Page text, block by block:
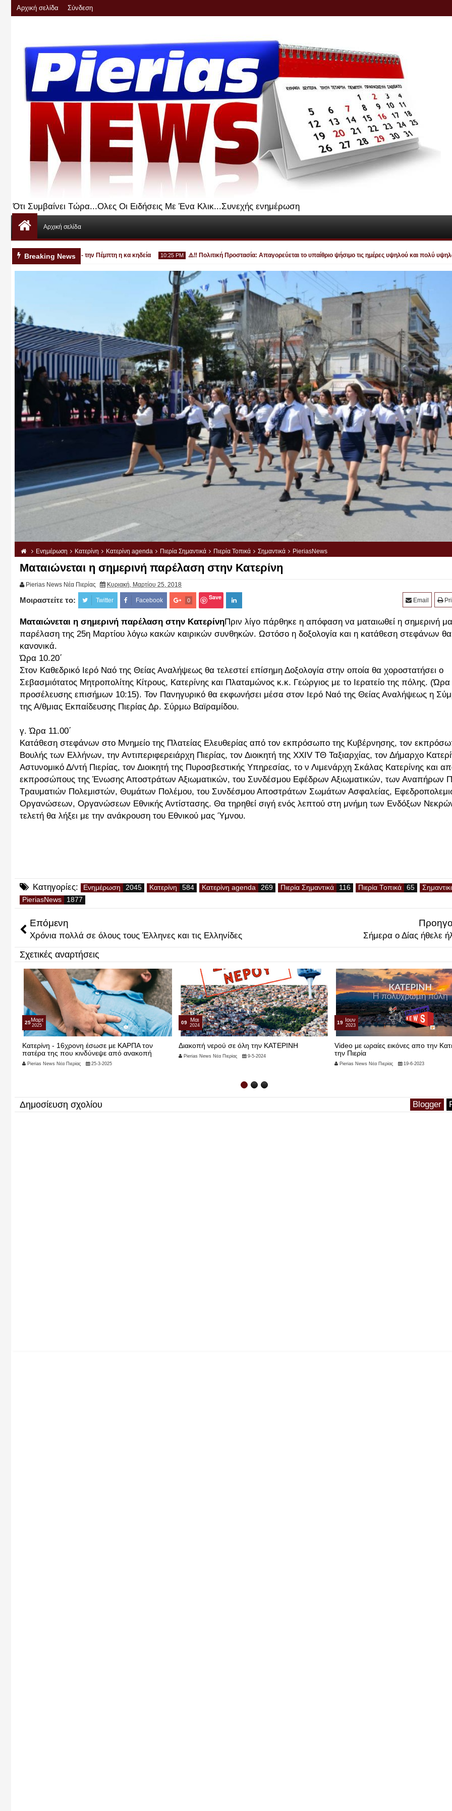
Αρχική σελίδα Σύνδεση
Ότι Συμβαίνει Τώρα...Ολες Οι Ειδήσεις Με Ένα Κλικ...Συνεχής ενημέρωση
Αρχική σελίδα
Breaking News
στην Κατερίνη - την Πέμπτη η κα κηδεία 10:25 PM
03 Αυγ
2026
⚠️‼️ Πολιτική Προστασία: Απαγορεύεται το υπαίθριο ψήσιμο τις ημέρες υψηλού και πολύ υψηλού
Ενημέρωση Κατερίνη Κατερίνη agenda Πιερία Σημαντικά Πιερία Τοπικά Σημαντικά PieriasNews
Ματαιώνεται η σημερινή παρέλαση στην Κατερίνη
Pierias News Νέα Πιερίας Κυριακή, Μαρτίου 25, 2018
Μοιραστείτε το: Twitter Facebook 0 Save Email
Ματαιώνεται η σημερινή παρέλαση στην ΚατερίνηΠριν λίγο πάρθηκε η απόφαση να ματαιωθεί η σημερινή
παρέλαση της 25η Μαρτίου λόγω κακών καιρικών συνθηκών. Ωστόσο η δοξολογία και η κατάθεση στεφάνων θα
κανονικά.
Ώρα 10.20΄
Στον Καθεδρικό Ιερό Ναό της Θείας Αναλήψεως θα τελεστεί επίσημη Δοξολογία στην οποία θα χοροστατήσει ο
Σεβασμιότατος Μητροπολίτης Κίτρους, Κατερίνης και Πλαταμώνος κ.κ. Γεώργιος με το Ιερατείο της πόλης. (Ώρα
προσέλευσης επισήμων 10:15). Τον Πανηγυρικό θα εκφωνήσει μέσα στον Ιερό Ναό της Θείας Αναλήψεως η
της Α/θμιας Εκπαίδευσης Πιερίας Δρ. Σύρμω Βαϊραμίδου.
γ. Ώρα 11.00΄
Κατάθεση στεφάνων στο Μνημείο της Πλατείας Ελευθερίας από τον εκπρόσωπο της Κυβέρνησης, τον
Βουλής των Ελλήνων, την Αντιπεριφερειάρχη Πιερίας, τον Διοικητή της ΧΧΙV ΤΘ Ταξιαρχίας, τον Δήμαρχο
Αστυνομικό Δ/ντή Πιερίας, τον Διοικητή της Πυροσβεστικής Υπηρεσίας, το ν Λιμενάρχη Σκάλας Κατερίνης και
εκπροσώπους της Ένωσης Αποστράτων Αξιωματικών, του Συνδέσμου Εφέδρων Αξιωματικών, των Αναπήρων
Τραυματιών Πολεμιστών, Θυμάτων Πολέμου, του Συνδέσμου Αποστράτων Σωμάτων Ασφαλείας,
Οργανώσεων, Οργανώσεων Εθνικής Αντίστασης. Θα τηρηθεί σιγή ενός λεπτού στη μνήμη των Ενδόξων
τελετή θα λήξει με την ανάκρουση του Εθνικού μας Ύμνου.
Κατηγορίες: Ενημέρωση Κατερίνη Κατερίνη agenda Πιερία Σημαντικά Πιερία Τοπικά
PieriasNews
Επόμενη
Χρόνια πολλά σε όλους τους Έλληνες και τις Ελληνίδες Σήμερα ο Δίας ήθελε
Σχετικές αναρτήσεις
25Μαρτ
2025
Κατερίνη - 16χρονη έσωσε με ΚΑΡΠΑ τον
πατέρα της που κινδύνεψε από ανακοπή
Pierias News Νέα Πιερίας 25-3-2025
09 Μαι
2024
Διακοπή νερού σε όλη την ΚΑΤΕΡΙΝΗ
Pierias News Νέα Πιερίας 9-5-2024
19 Ιουν
2023
Video με ωραίες εικόνες απο την
την Πιερία
Pierias News Νέα Πιερίας 19-6-2023
Δημοσίευση σχολίου Blogger